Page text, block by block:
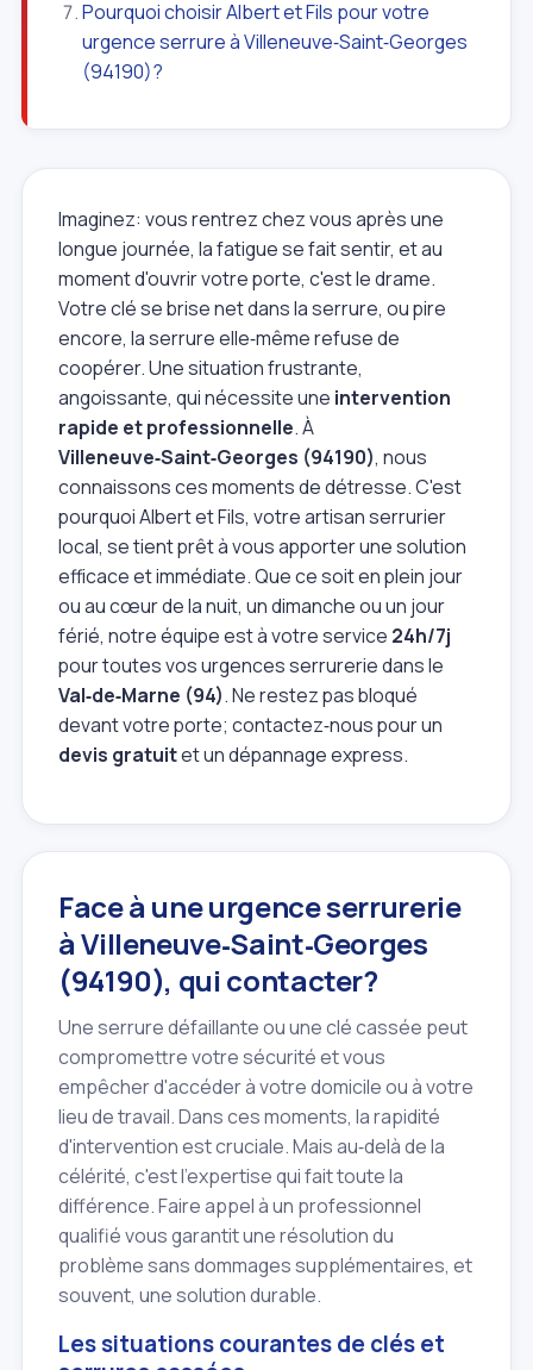
Pourquoi choisir Albert et Fils pour votre
urgence serrure à Villeneuve‑Saint‑Georges
(94190)?
Imaginez: vous rentrez chez vous après une
longue journée, la fatigue se fait sentir, et au
moment d'ouvrir votre porte, c'est le drame.
Votre clé se brise net dans la serrure, ou pire
encore, la serrure elle‑même refuse de
coopérer. Une situation frustrante,
angoissante, qui nécessite une intervention
rapide et professionnelle. À
Villeneuve‑Saint‑Georges (94190), nous
connaissons ces moments de détresse. C'est
pourquoi Albert et Fils, votre artisan serrurier
local, se tient prêt à vous apporter une solution
efficace et immédiate. Que ce soit en plein jour
ou au cœur de la nuit, un dimanche ou un jour
férié, notre équipe est à votre service 24h/7j
pour toutes vos urgences serrurerie dans le
Val‑de‑Marne (94). Ne restez pas bloqué
devant votre porte; contactez‑nous pour un
devis gratuitet un dépannage express.
Face à une urgence serrurerie
à Villeneuve‑Saint‑Georges
(94190), qui contacter?
Une serrure défaillante ou une clé cassée peut
compromettre votre sécurité et vous
empêcher d'accéder à votre domicile ou à votre
lieu de travail. Dans ces moments, la rapidité
d'intervention est cruciale. Mais au‑delà de la
célérité, c'est l'expertise qui fait toute la
différence. Faire appel à un professionnel
qualifié vous garantit une résolution du
problème sans dommages supplémentaires, et
souvent, une solution durable.
Les situations courantes de clés et